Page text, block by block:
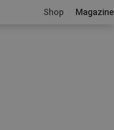
Shop Magazine